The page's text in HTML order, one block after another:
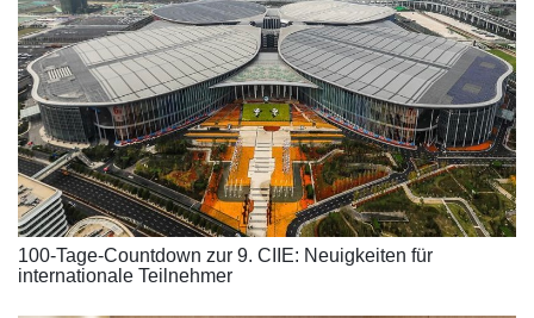
100-Tage-Countdown zur 9. CIIE: Neuigkeiten für
internationale Teilnehmer